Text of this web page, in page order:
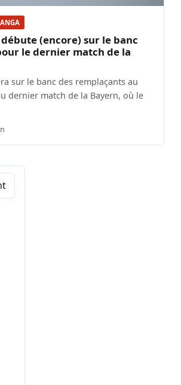
(encore) sur le banc
le dernier match de la
sur le banc des remplaçants au
dernier match de la Bayern, où le